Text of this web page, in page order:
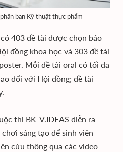
ban Kỹ thuật thực phẩm
403 đề tài được chọn báo
đồng khoa học và 303 đề tài
Mỗi đề tài oral có tối đa
đổi với Hội đồng; đề tài
thi BK-V.IDEAS diễn ra
sáng tạo để sinh viên
cứu thông qua các video